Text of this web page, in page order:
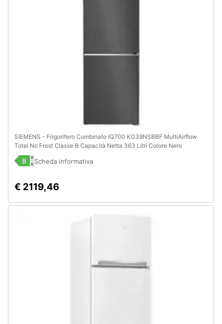
SIEMENS - Frigorifero Combinato IQ700 KG39NSBBF MultiAirflow
Total No Frost Classe B Capacità Netta 363 Litri Colore Nero
Scheda informativa
€ 2119,46